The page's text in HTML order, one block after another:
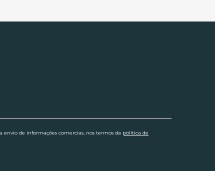
de informações comercias, nos termos da política de